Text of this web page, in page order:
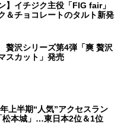
】イチジク主役「FIG fair」
チョコレートのタルト新発
沢シリーズ第4弾「爽 贅沢
スカット」発売
年上半期“人気”アクセスラン
本城」…東日本2位＆1位